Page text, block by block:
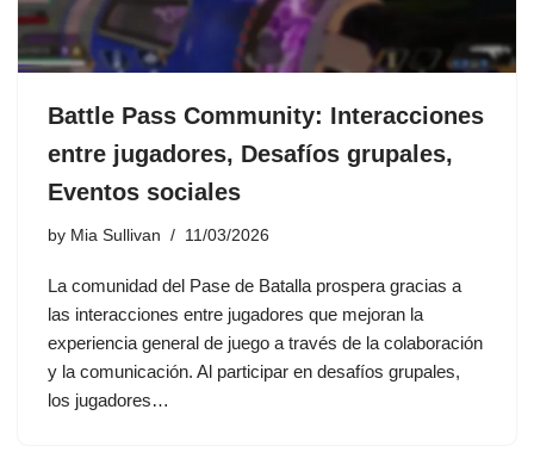
Battle Pass Community: Interacciones
entre jugadores, Desafíos grupales,
Eventos sociales
by Mia Sullivan 11/03/2026
La comunidad del Pase de Batalla prospera gracias a
las interacciones entre jugadores que mejoran la
experiencia general de juego a través de la colaboración
y la comunicación. Al participar en desafíos grupales,
los jugadores…